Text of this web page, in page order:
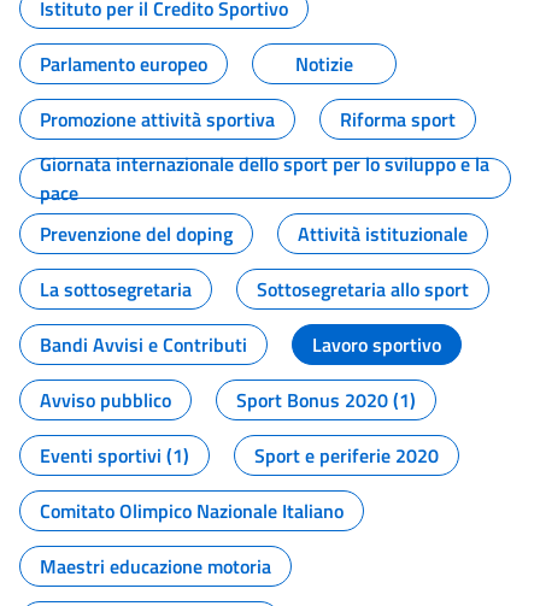
Istituto per il Credito Sportivo
Parlamento europeo
Notizie
Promozione attività sportiva
Riforma sport
Giornata internazionale dello sport per lo sviluppo e la
pace
Prevenzione del doping
Attività istituzionale
La sottosegretaria
Sottosegretaria allo sport
Bandi Avvisi e Contributi
Lavoro sportivo
Avviso pubblico
Sport Bonus 2020 (1)
Eventi sportivi (1)
Sport e periferie 2020
Comitato Olimpico Nazionale Italiano
Maestri educazione motoria